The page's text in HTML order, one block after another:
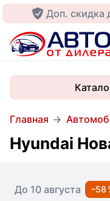
Доп. скидка
Главная
Hyundai
До 10 августа –58